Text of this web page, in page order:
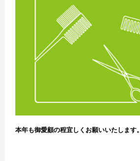
本年も御愛顧の程宜しくお願いいたします。